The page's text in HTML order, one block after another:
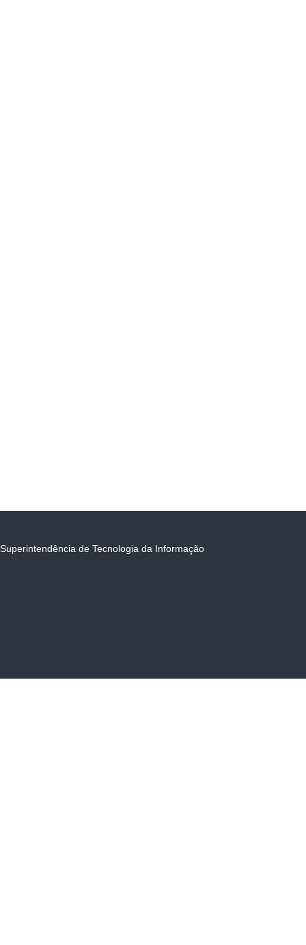
Superintendência de Tecnologia da Informação